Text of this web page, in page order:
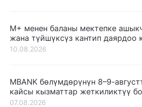
М+ менен баланы мектепке
жана түйшүксүз кантип даярдоо
10.08.2026
MBANK бөлүмдөрүнүн 8–9-
кайсы кызматтар жеткиликтүү
07.08.2026